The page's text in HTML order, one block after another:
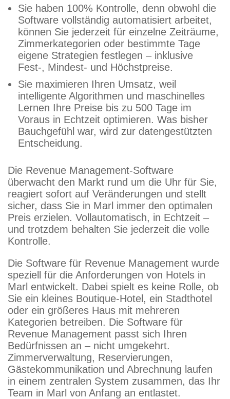
Sie haben 100% Kontrolle, denn obwohl die
Software vollständig automatisiert arbeitet,
können Sie jederzeit für einzelne Zeiträume,
Zimmerkategorien oder bestimmte Tage
eigene Strategien festlegen – inklusive
Fest-, Mindest- und Höchstpreise.
Sie maximieren Ihren Umsatz, weil
intelligente Algorithmen und maschinelles
Lernen Ihre Preise bis zu 500 Tage im
Voraus in Echtzeit optimieren. Was bisher
Bauchgefühl war, wird zur datengestützten
Entscheidung.
Die Revenue Management-Software
überwacht den Markt rund um die Uhr für Sie,
reagiert sofort auf Veränderungen und stellt
sicher, dass Sie in Marl immer den optimalen
Preis erzielen. Vollautomatisch, in Echtzeit –
und trotzdem behalten Sie jederzeit die volle
Kontrolle.
Die Software für Revenue Management wurde
speziell für die Anforderungen von Hotels in
Marl entwickelt. Dabei spielt es keine Rolle, ob
Sie ein kleines Boutique-Hotel, ein Stadthotel
oder ein größeres Haus mit mehreren
Kategorien betreiben. Die Software für
Revenue Management passt sich Ihren
Bedürfnissen an – nicht umgekehrt.
Zimmerverwaltung, Reservierungen,
Gästekommunikation und Abrechnung laufen
in einem zentralen System zusammen, das Ihr
Team in Marl von Anfang an entlastet.